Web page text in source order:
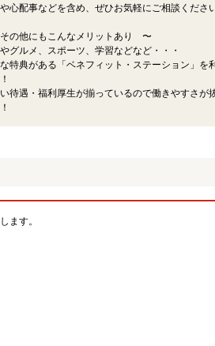
心配事などを含め、ぜひお気軽にご相談くださ
の他にもこんなメリットあり 〜
グルメ、スポーツ、学習などなど・・・
特典がある「ベネフィット・ステーション」を
待遇・福利厚生が揃っているので働きやすさが
ます。